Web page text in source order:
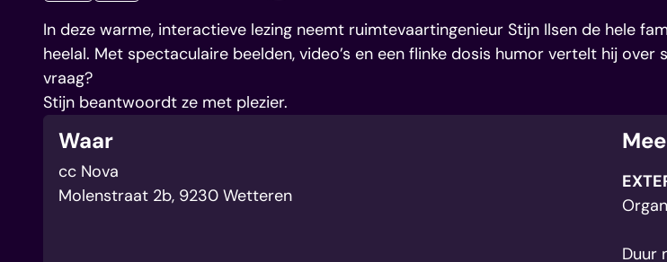
In deze warme, interactieve lezing neemt ruimtevaartingenieur Stijn Ilsen de hele
heelal. Met spectaculaire beelden, video’s en een flinke dosis humor vertelt hij
vraag?
Stijn beantwoordt ze met plezier.
Waar
cc Nova
Molenstraat 2b, 9230 Wetteren
Duur